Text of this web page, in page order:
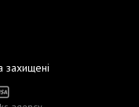
захищені